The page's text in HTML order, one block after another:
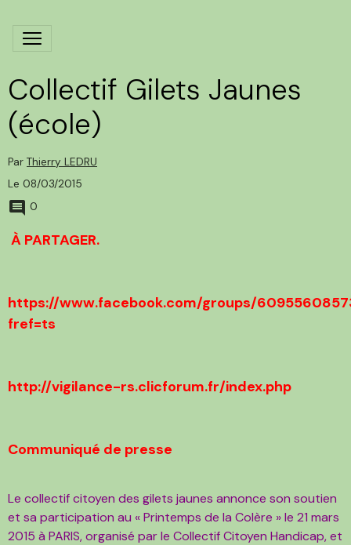
Collectif Gilets Jaunes
(école)
Par Thierry LEDRU
Le 08/03/2015
0
À PARTAGER.
https://www.facebook.com/groups/
fref=ts
http://vigilance-rs.clicforum.fr/index.php
Communiqué de presse
Le collectif citoyen des gilets jaunes annonce son soutien
et sa participation au « Printemps de la Colère »le 21 mars
2015 à PARIS,organisé par le Collectif Citoyen Handicap, et